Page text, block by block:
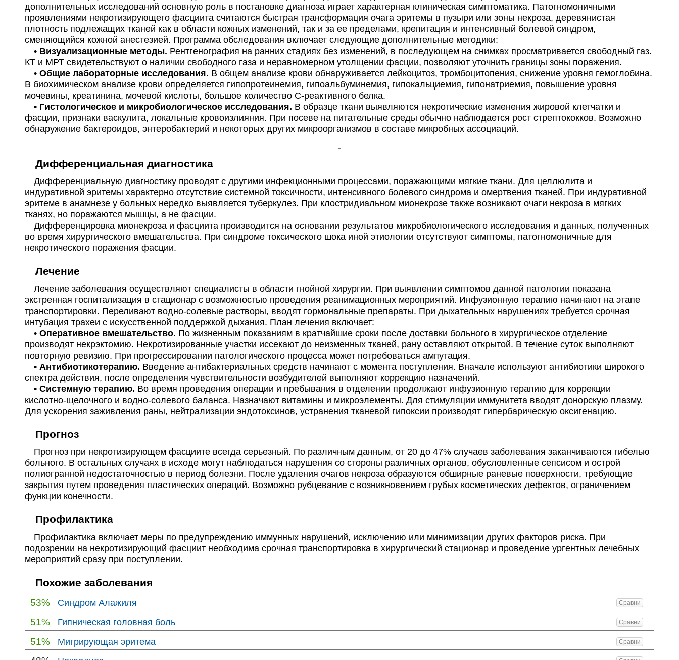
дополнительных исследований основную роль в постановке диагноза играет характерная клиническая симптоматика. Патогномоничными
проявлениями некротизирующего фасциита считаются быстрая трансформация очага эритемы в пузыри или зоны некроза, деревянистая
плотность подлежащих тканей как в области кожных изменений, так и за ее пределами, крепитация и интенсивный болевой синдром,
сменяющийся кожной анестезией. Программа обследования включает следующие дополнительные методики:
• Визуализационные методы. Рентгенография на ранних стадиях без изменений, в последующем на снимках просматривается свободный газ.
КТ и МРТ свидетельствуют о наличии свободного газа и неравномерном утолщении фасции, позволяют уточнить границы зоны поражения.
• Общие лабораторные исследования. В общем анализе крови обнаруживается лейкоцитоз, тромбоцитопения, снижение уровня гемоглобина.
В биохимическом анализе крови определяется гипопротеинемия, гипоальбуминемия, гипокальциемия, гипонатриемия, повышение уровня
мочевины, креатинина, мочевой кислоты, большое количество С-реактивного белка.
• Гистологическое и микробиологическое исследования. В образце ткани выявляются некротические изменения жировой клетчатки и
фасции, признаки васкулита, локальные кровоизлияния. При посеве на питательные среды обычно наблюдается рост стрептококков. Возможно
обнаружение бактероидов, энтеробактерий и некоторых других микроорганизмов в составе микробных ассоциаций.
Дифференциальная диагностика
Дифференциальную диагностику проводят с другими инфекционными процессами, поражающими мягкие ткани. Для целлюлита и
индуративной эритемы характерно отсутствие системной токсичности, интенсивного болевого синдрома и омертвения тканей. При индуративной
эритеме в анамнезе у больных нередко выявляется туберкулез. При клостридиальном мионекрозе также возникают очаги некроза в мягких
тканях, но поражаются мышцы, а не фасции.
Дифференцировка мионекроза и фасциита производится на основании результатов микробиологического исследования и данных, полученных
во время хирургического вмешательства. При синдроме токсического шока иной этиологии отсутствуют симптомы, патогномоничные для
некротического поражения фасции.
Лечение
Лечение заболевания осуществляют специалисты в области гнойной хирургии. При выявлении симптомов данной патологии показана
экстренная госпитализация в стационар с возможностью проведения реанимационных мероприятий. Инфузионную терапию начинают на этапе
транспортировки. Переливают водно-солевые растворы, вводят гормональные препараты. При дыхательных нарушениях требуется срочная
интубация трахеи с искусственной поддержкой дыхания. План лечения включает:
• Оперативное вмешательство. По жизненным показаниям в кратчайшие сроки после доставки больного в хирургическое отделение
производят некрэктомию. Некротизированные участки иссекают до неизменных тканей, рану оставляют открытой. В течение суток выполняют
повторную ревизию. При прогрессировании патологического процесса может потребоваться ампутация.
• Антибиотикотерапию. Введение антибактериальных средств начинают с момента поступления. Вначале используют антибиотики широкого
спектра действия, после определения чувствительности возбудителей выполняют коррекцию назначений.
• Системную терапию. Во время проведения операции и пребывания в отделении продолжают инфузионную терапию для коррекции
кислотно-щелочного и водно-солевого баланса. Назначают витамины и микроэлементы. Для стимуляции иммунитета вводят донорскую плазму.
Для ускорения заживления раны, нейтрализации эндотоксинов, устранения тканевой гипоксии производят гипербарическую оксигенацию.
Прогноз
Прогноз при некротизирующем фасциите всегда серьезный. По различным данным, от 20 до 47% случаев заболевания заканчиваются гибелью
больного. В остальных случаях в исходе могут наблюдаться нарушения со стороны различных органов, обусловленные сепсисом и острой
полиогранной недостаточностью в период болезни. После удаления очагов некроза образуются обширные раневые поверхности, требующие
закрытия путем проведения пластических операций. Возможно рубцевание с возникновением грубых косметических дефектов, ограничением
функции конечности.
Профилактика
Профилактика включает меры по предупреждению иммунных нарушений, исключению или минимизации других факторов риска. При
подозрении на некротизирующий фасциит необходима срочная транспортировка в хирургический стационар и проведение ургентных лечебных
мероприятий сразу при поступлении.
Похожие заболевания
53% Сравни
Синдром Алажиля
51% Сравни
Гипническая головная боль
51% Сравни
Мигрирующая эритема